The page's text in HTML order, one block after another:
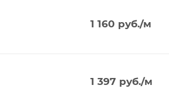
1 160 руб./м
1 397 руб./м